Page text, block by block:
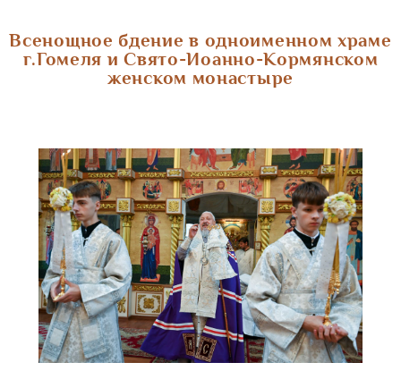
Всенощное бдение в одноименном храме
г.Гомеля и Свято-Иоанно-Кормянском
женском монастыре